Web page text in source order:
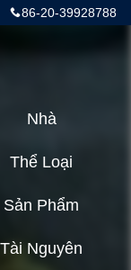
86-20-39928788
Nhà
Thể Loại
Sản Phẩm
Tài Nguyên